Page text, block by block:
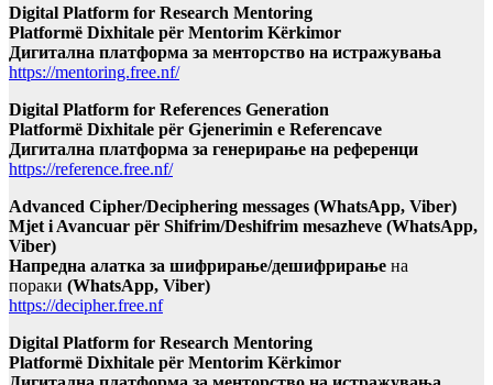
Digital Platform for Research Mentoring
Platformë Dixhitale për Mentorim Kërkimor
Дигитална платформа за менторство на истражувања
https://mentoring.free.nf/
Digital Platform for References Generation
Platformë Dixhitale për Gjenerimin e Referencave
Дигитална платформа за генерирање на референци
https://reference.free.nf/
Advanced Cipher/Deciphering messages (WhatsApp, Viber)
Mjet i Avancuar për Shifrim/Deshifrim mesazheve (WhatsApp,
Viber)
Напредна алатка за шифрирање/дешифрирање на
пораки (WhatsApp, Viber)
https://decipher.free.nf
Digital Platform for Research Mentoring
Platformë Dixhitale për Mentorim Kërkimor